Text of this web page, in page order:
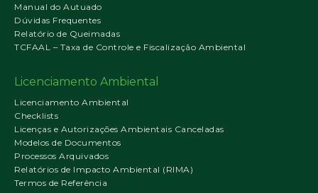
Manual do Autuado
Dúvidas Frequentes
Relatório de Queimadas
TCFAAL – Taxa de Controle e Fiscalização Ambiental
Licenciamento Ambiental
Licenciamento Ambiental
Checklists
Licenças e Autorizações Ambientais Canceladas
Modelos de Documentos
Processos Arquivados
Relatórios de Impacto Ambiental (RIMA)
Termos de Referência